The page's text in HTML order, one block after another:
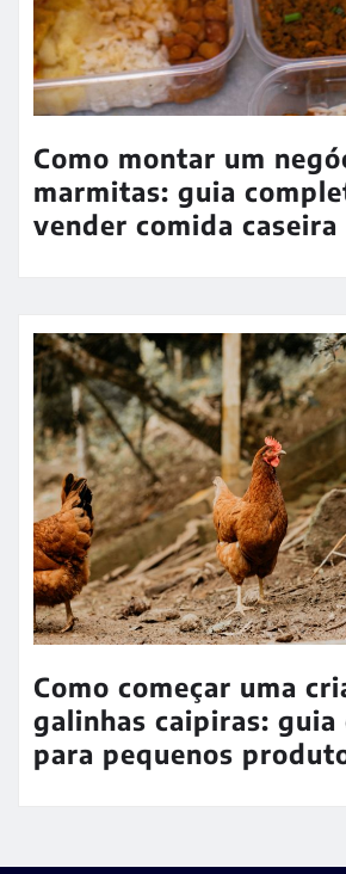
Como montar um
marmitas: guia
vender comida caseira
Como começar uma
galinhas caipiras: guia
para pequenos